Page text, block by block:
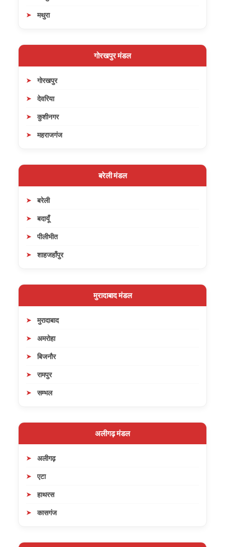
मथुरा
गोरखपुर मंडल
गोरखपुर
देवरिया
कुशीनगर
महराजगंज
बरेली मंडल
बरेली
बदायूँ
पीलीभीत
शाहजहाँपुर
मुरादाबाद मंडल
मुरादाबाद
अमरोहा
बिजनौर
रामपुर
सम्भल
अलीगढ़ मंडल
अलीगढ़
एटा
हाथरस
कासगंज